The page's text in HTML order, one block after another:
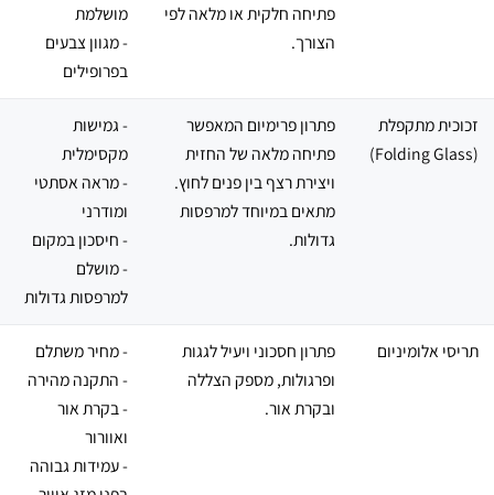
פתיחה חלקית או מלאה לפי
הצורך.
מושלמת
- מגוון צבעים
בפרופילים
זכוכית מתקפלת
(Folding Glass)
פתרון פרימיום המאפשר
פתיחה מלאה של החזית
ויצירת רצף בין פנים לחוץ.
מתאים במיוחד למרפסות
גדולות.
- גמישות
מקסימלית
- מראה אסתטי
ומודרני
- חיסכון במקום
- מושלם
למרפסות גדולות
תריסי אלומיניום
פתרון חסכוני ויעיל לגגות
ופרגולות, מספק הצללה
ובקרת אור.
- מחיר משתלם
- התקנה מהירה
- בקרת אור
ואוורור
- עמידות גבוהה